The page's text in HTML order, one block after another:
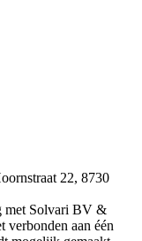
22, 8730
met Solvari BV &
aan één